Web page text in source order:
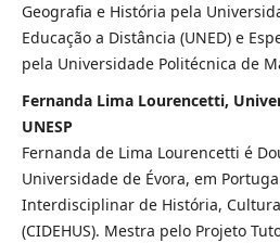
Geografia e História pela
Educação a Distância (UNED) e
pela Universidade Politécnica de
Fernanda Lima Lourencetti,
UNESP
Fernanda de Lima Lourencetti é
Universidade de Évora, em
Interdisciplinar de História,
(CIDEHUS). Mestra pelo Projeto